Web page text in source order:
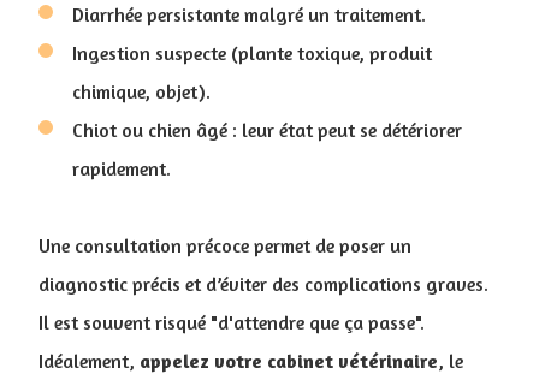
Diarrhée persistante malgré un traitement.
Ingestion suspecte (plante toxique, produit
chimique, objet).
Chiot ou chien âgé : leur état peut se détériorer
rapidement.
Une consultation précoce permet de poser un
diagnostic précis et d’éviter des complications graves.
Il est souvent risqué "d'attendre que ça passe".
Idéalement, appelez votre cabinet vétérinaire, le